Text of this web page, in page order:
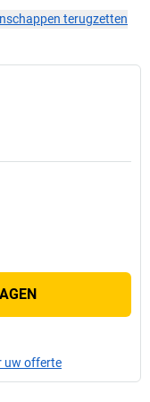
terugzetten
uw offerte